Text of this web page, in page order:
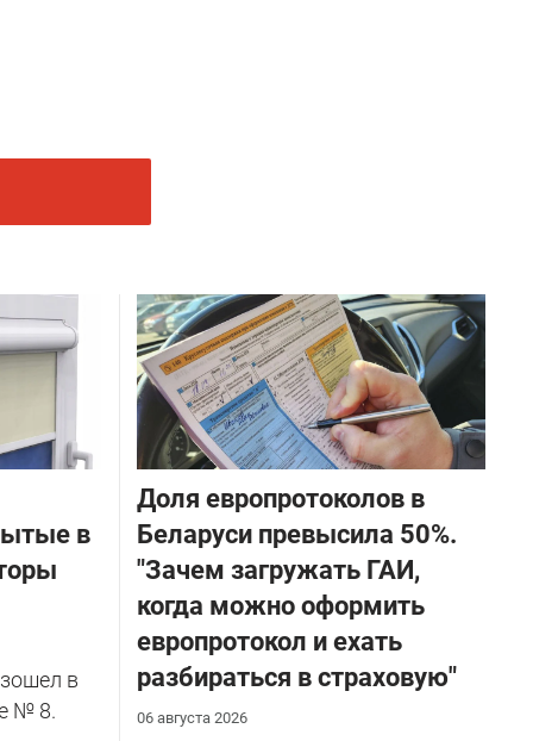
в
в
№ 8.
Доля европротоколов в
Беларуси превысила 50%.
"Зачем загружать ГАИ,
когда можно оформить
европротокол и ехать
разбираться в страховую"
06 августа 2026